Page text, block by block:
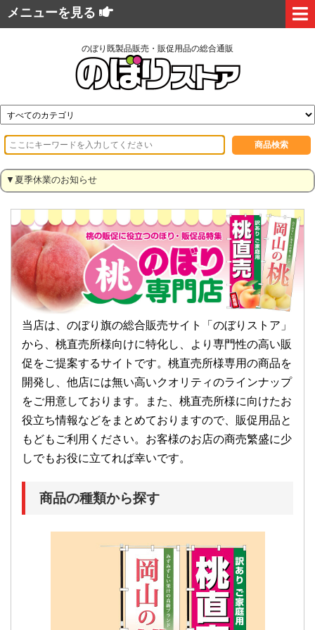
メニューを見る
のぼり既製品販売・販促用品の総合通販
▼夏季休業のお知らせ
当店は、のぼり旗の総合販売サイト「のぼりストア」
から、桃直売所様向けに特化し、より専門性の高い販
促をご提案するサイトです。桃直売所様専用の商品を
開発し、他店には無い高いクオリティのラインナップ
をご用意しております。また、桃直売所様に向けたお
役立ち情報などをまとめておりますので、販促用品と
もどもご利用ください。お客様のお店の商売繁盛に少
しでもお役に立てれば幸いです。
商品の種類から探す